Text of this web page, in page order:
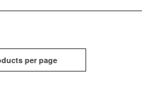
per page